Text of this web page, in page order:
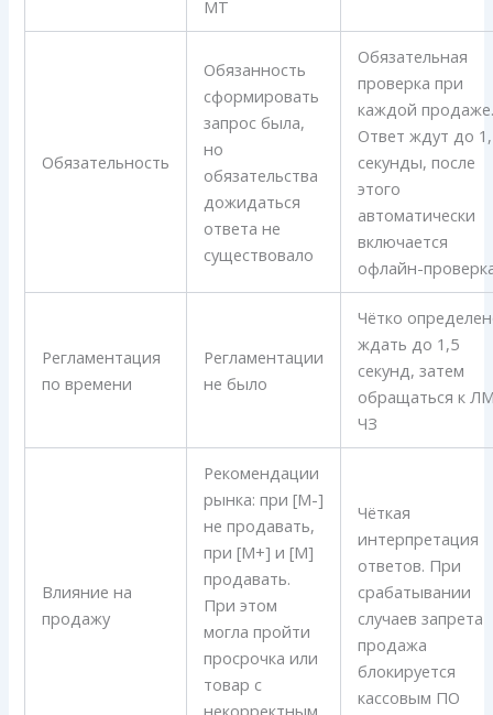
МТ
Обязательность
Обязанность
сформировать
запрос была,
но
обязательства
дожидаться
ответа не
существовало
Обязательная
проверка при
каждой
Ответ ждут до
секунды, после
этого
автоматически
включается
офлайн-
Регламентация
по времени
Регламентации
не было
Чётко
ждать до 1,5
секунд, затем
обращаться к
ЧЗ
Влияние на
продажу
Рекомендации
рынка: при [M-]
не продавать,
при [M+] и [M]
продавать.
При этом
могла пройти
просрочка или
товар с
Чёткая
интерпретация
ответов. При
срабатывании
случаев запрета
продажа
блокируется
кассовым ПО